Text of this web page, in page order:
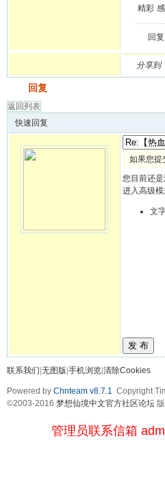
精彩
回复
分享到
回复
返回列表
快速回复
如果您提
您目前还
进入高级
文
发 布
联系我们 无图版 手机浏览 清除Cookies
Powered by Chnteam v8.7.1 Copyright
©2003-2016 梦想仙境中文官方社区论坛
管理员联系信箱